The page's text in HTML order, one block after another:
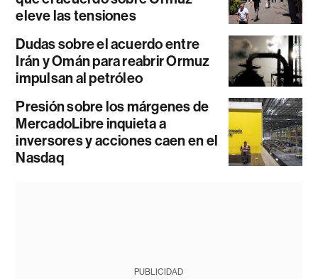
eleve las tensiones
Dudas sobre el acuerdo entre
Irán y Omán para reabrir Ormuz
impulsan al petróleo
Presión sobre los márgenes de
MercadoLibre inquieta a
inversores y acciones caen en el
Nasdaq
PUBLICIDAD